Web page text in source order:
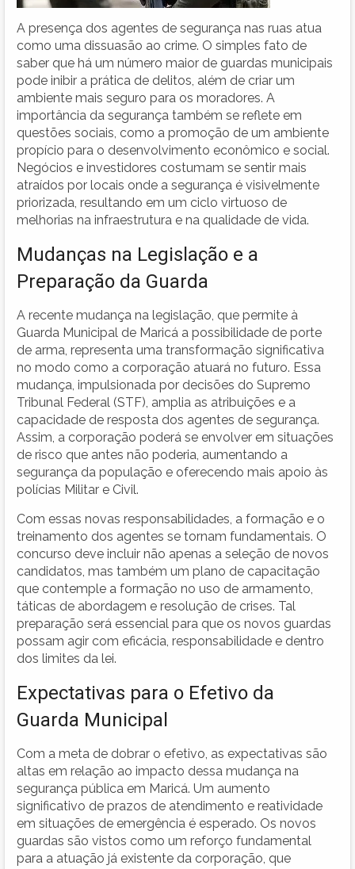
A presença dos agentes de segurança nas ruas atua
como uma dissuasão ao crime. O simples fato de
saber que há um número maior de guardas municipais
pode inibir a prática de delitos, além de criar um
ambiente mais seguro para os moradores. A
importância da segurança também se reflete em
questões sociais, como a promoção de um ambiente
propício para o desenvolvimento econômico e social.
Negócios e investidores costumam se sentir mais
atraídos por locais onde a segurança é visivelmente
priorizada, resultando em um ciclo virtuoso de
melhorias na infraestrutura e na qualidade de vida.
Mudanças na Legislação e a
Preparação da Guarda
A recente mudança na legislação, que permite à
Guarda Municipal de Maricá a possibilidade de porte
de arma, representa uma transformação significativa
no modo como a corporação atuará no futuro. Essa
mudança, impulsionada por decisões do Supremo
Tribunal Federal (STF), amplia as atribuições e a
capacidade de resposta dos agentes de segurança.
Assim, a corporação poderá se envolver em situações
de risco que antes não poderia, aumentando a
segurança da população e oferecendo mais apoio às
polícias Militar e Civil.
Com essas novas responsabilidades, a formação e o
treinamento dos agentes se tornam fundamentais. O
concurso deve incluir não apenas a seleção de novos
candidatos, mas também um plano de capacitação
que contemple a formação no uso de armamento,
táticas de abordagem e resolução de crises. Tal
preparação será essencial para que os novos guardas
possam agir com eficácia, responsabilidade e dentro
dos limites da lei.
Expectativas para o Efetivo da
Guarda Municipal
Com a meta de dobrar o efetivo, as expectativas são
altas em relação ao impacto dessa mudança na
segurança pública em Maricá. Um aumento
significativo de prazos de atendimento e reatividade
em situações de emergência é esperado. Os novos
guardas são vistos como um reforço fundamental
para a atuação já existente da corporação, que